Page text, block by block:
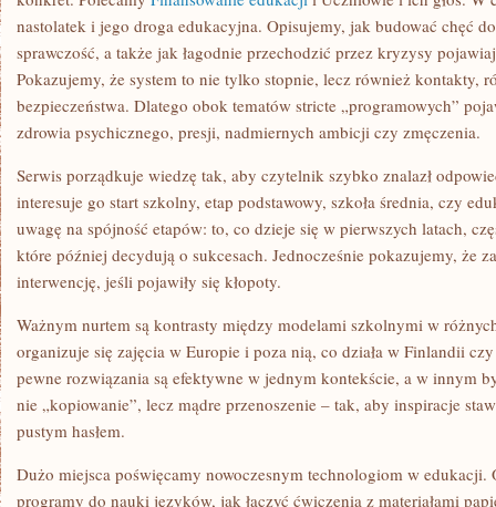
nastolatek i jego droga edukacyjna. Opisujemy, jak budować chęć
sprawczość, a także jak łagodnie przechodzić przez kryzysy
Pokazujemy, że system to nie tylko stopnie, lecz również kontakty,
bezpieczeństwa. Dlatego obok tematów stricte „programowych”
zdrowia psychicznego, presji, nadmiernych ambicji czy zmęczenia.
Serwis porządkuje wiedzę tak, aby czytelnik szybko znalazł
interesuje go start szkolny, etap podstawowy, szkoła średnia, czy
uwagę na spójność etapów: to, co dzieje się w pierwszych latach,
które później decydują o sukcesach. Jednocześnie pokazujemy, że
interwencję, jeśli pojawiły się kłopoty.
Ważnym nurtem są kontrasty między modelami szkolnymi w
organizuje się zajęcia w Europie i poza nią, co działa w Finlandii
pewne rozwiązania są efektywne w jednym kontekście, a w innym
nie „kopiowanie”, lecz mądre przenoszenie – tak, aby inspiracje
pustym hasłem.
Dużo miejsca poświęcamy nowoczesnym technologiom w
programy do nauki języków, jak łączyć ćwiczenia z materiałami